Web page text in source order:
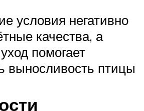
условия негативно
качества, а
помогает
выносливость птицы